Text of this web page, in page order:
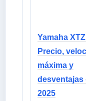
Yamaha
Precio,
máxima y
desventajas
2025